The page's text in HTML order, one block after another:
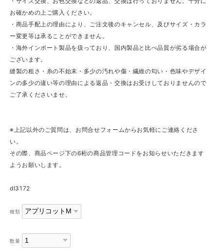
お確かめの上ご購入ください。
・商品手配上の理由により、ご注文後のキャンセル、及びサイズ・カラ
ー変更等は承ることができません。
・海外インポート製品を扱っており、国内製品と比べ品質が劣る場合が
ございます。
縫製の粗さ・糸の不始末・多少の汚れや傷・繊維の匂い・色味やデザイ
ンの多少の違い等の理由による返品・交換はお受けしておりませんので
ご了承くださいませ。
※上記以外のご質問は、お問合せフォームからお気軽にご連絡くださ
い。
その際、商品ページ下の6桁の商品管理コードをお知らせいただきます
ようお願いします。
dl3172
種類
数量